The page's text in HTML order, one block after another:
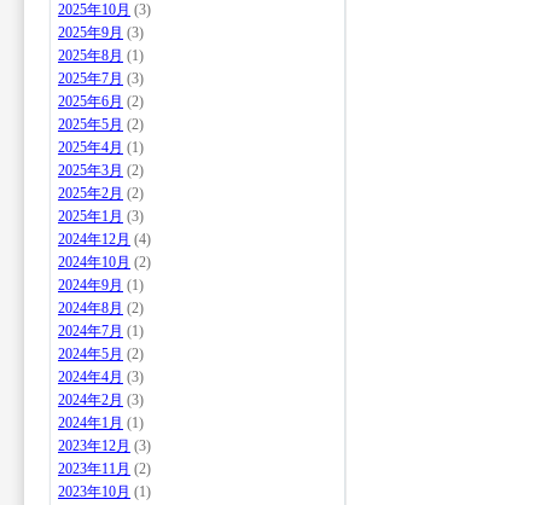
2025年10月 (3)
2025年9月 (3)
2025年8月 (1)
2025年7月 (3)
2025年6月 (2)
2025年5月 (2)
2025年4月 (1)
2025年3月 (2)
2025年2月 (2)
2025年1月 (3)
2024年12月 (4)
2024年10月 (2)
2024年9月 (1)
2024年8月 (2)
2024年7月 (1)
2024年5月 (2)
2024年4月 (3)
2024年2月 (3)
2024年1月 (1)
2023年12月 (3)
2023年11月 (2)
2023年10月 (1)